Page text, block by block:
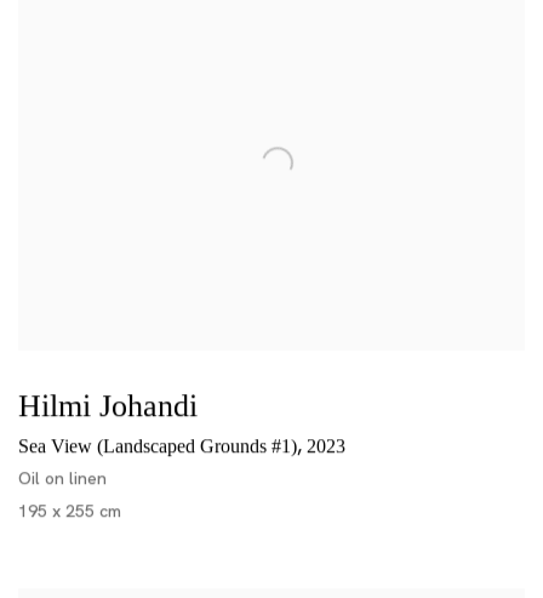
Hilmi Johandi
Sea View (Landscaped Grounds #1), 2023
Oil on linen
195 x 255 cm